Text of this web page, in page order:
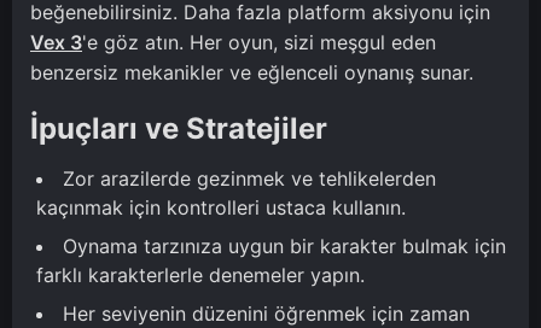
beğenebilirsiniz. Daha fazla platform aksiyonu için
Vex 3'e göz atın. Her oyun, sizi meşgul eden
benzersiz mekanikler ve eğlenceli oynanış sunar.
İpuçları ve Stratejiler
Zor arazilerde gezinmek ve tehlikelerden
kaçınmak için kontrolleri ustaca kullanın.
Oynama tarzınıza uygun bir karakter bulmak için
farklı karakterlerle denemeler yapın.
Her seviyenin düzenini öğrenmek için zaman